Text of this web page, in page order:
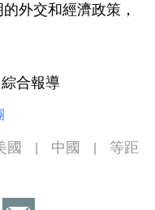
外交和經濟政策，
合報導
國 中國
等距